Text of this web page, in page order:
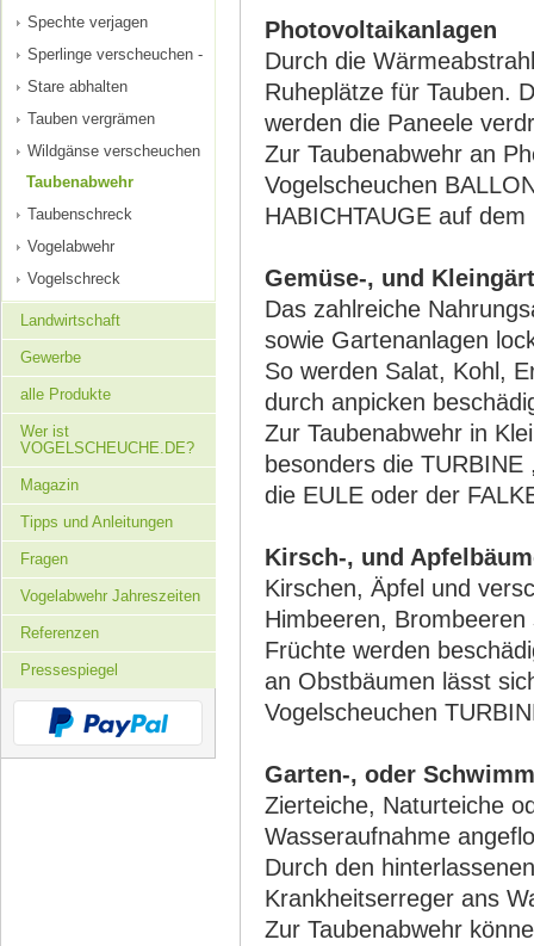
Spechte verjagen
Sperlinge verscheuchen -
Stare abhalten
Tauben vergrämen
Wildgänse verscheuchen
Taubenabwehr
Taubenschreck
Vogelabwehr
Vogelschreck
Landwirtschaft
Gewerbe
alle Produkte
Wer ist
VOGELSCHEUCHE.DE?
Magazin
Tipps und Anleitungen
Fragen
Vogelabwehr Jahreszeiten
Referenzen
Pressespiegel
Photovoltaikanlagen
Durch die
Ruheplätze für Tauben.
werden die Paneele
Zur Taubenabwehr an
Vogelscheuchen
HABICHTAUGE auf
Gemüse-, und
Das zahlreiche
sowie Gartenanlagen
So werden Salat, Kohl,
durch anpicken
Zur Taubenabwehr in
besonders die TURBINE
die EULE oder der
Kirsch-, und
Kirschen, Äpfel und
Himbeeren,
Früchte werden
an Obstbäumen lässt
Vogelscheuchen
Garten-, oder
Zierteiche, Naturteiche
Wasseraufnahme
Durch den
Krankheitserreger ans
Zur Taubenabwehr